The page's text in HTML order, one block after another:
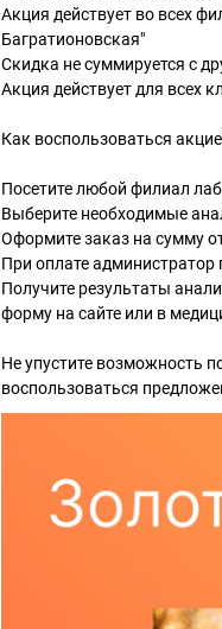
Акция действует во всех
Багратионовская"
Скидка не суммируется с
Акция действует для всех
Как воспользоваться
Посетите любой филиал
Выберите необходимые
Оформите заказ на сумму
При оплате администратор
Получите результаты
форму на сайте или в
Не упустите возможность
воспользоваться